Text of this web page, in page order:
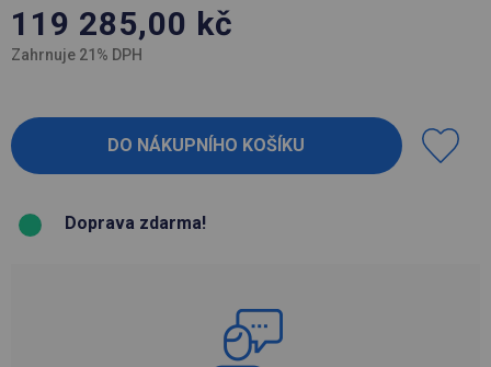
119 285,00 kč
Zahrnuje 21% DPH
Doprava zdarma!